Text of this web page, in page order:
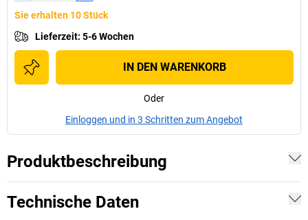
Sie erhalten 10 Stück
Lieferzeit: 5-6 Wochen
IN DEN WARENKORB
Oder
Einloggen und in 3 Schritten zum Angebot
Produktbeschreibung
Technische Daten